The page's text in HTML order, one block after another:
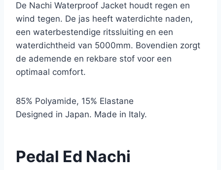
De Nachi Waterproof Jacket houdt regen en
wind tegen. De jas heeft waterdichte naden,
een waterbestendige ritssluiting en een
waterdichtheid van 5000mm. Bovendien zorgt
de ademende en rekbare stof voor een
optimaal comfort.
85% Polyamide, 15% Elastane
Designed in Japan. Made in Italy.
Pedal Ed Nachi